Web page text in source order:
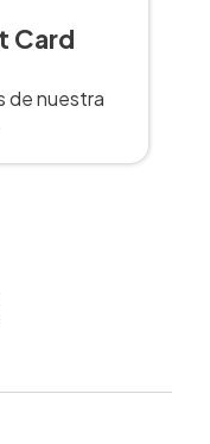
Card
de nuestra